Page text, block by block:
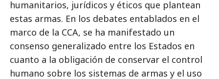
humanitarios, jurídicos y éticos que plantean
estas armas. En los debates entablados en el
marco de la CCA, se ha manifestado un
consenso generalizado entre los Estados en
cuanto a la obligación de conservar el control
humano sobre los sistemas de armas y el uso